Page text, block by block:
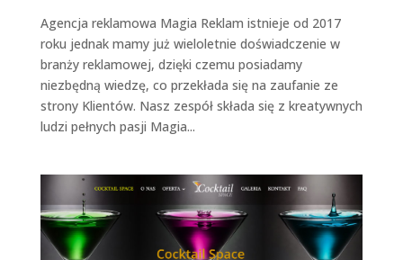
Agencja reklamowa Magia Reklam istnieje od 2017
roku jednak mamy już wieloletnie doświadczenie w
branży reklamowej, dzięki czemu posiadamy
niezbędną wiedzę, co przekłada się na zaufanie ze
strony Klientów. Nasz zespół składa się z kreatywnych
ludzi pełnych pasji Magia...